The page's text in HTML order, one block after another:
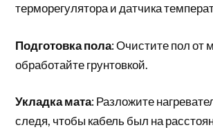
терморегулятора и датчика
Подготовка пола: Очистите пол от
обработайте грунтовкой.
Укладка мата: Разложите
следя, чтобы кабель был на